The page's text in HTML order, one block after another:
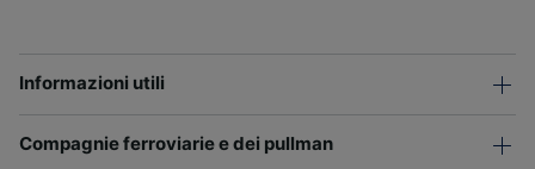
Informazioni utili
Compagnie ferroviarie e dei pullman